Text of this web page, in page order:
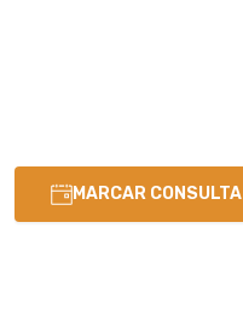
MARCAR CONSULTA